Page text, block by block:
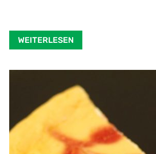
WEITERLESEN